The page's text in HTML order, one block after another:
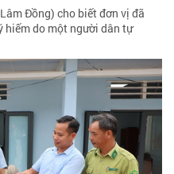
Đồng) cho biết đơn vị đã
hiếm do một người dân tự